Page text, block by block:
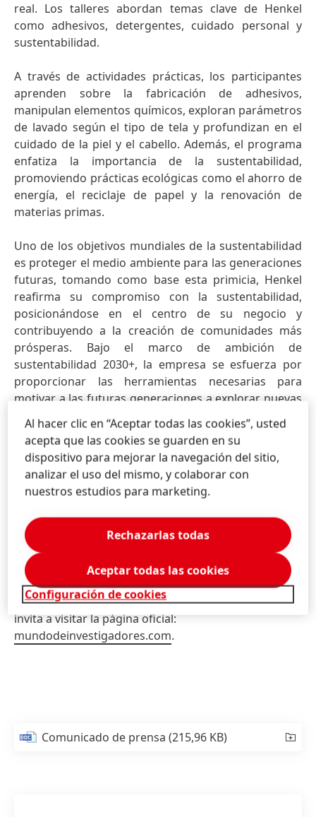
real. Los talleres abordan temas clave de Henkel
como adhesivos, detergentes, cuidado personal y
sustentabilidad.
A través de actividades prácticas, los participantes
aprenden sobre la fabricación de adhesivos,
manipulan elementos químicos, exploran parámetros
de lavado según el tipo de tela y profundizan en el
cuidado de la piel y el cabello. Además, el programa
enfatiza la importancia de la sustentabilidad,
promoviendo prácticas ecológicas como el ahorro de
energía, el reciclaje de papel y la renovación de
materias primas.
Uno de los objetivos mundiales de la sustentabilidad
es proteger el medio ambiente para las generaciones
futuras, tomando como base esta primicia, Henkel
reafirma su compromiso con la sustentabilidad,
posicionándose en el centro de su negocio y
contribuyendo a la creación de comunidades más
prósperas. Bajo el marco de ambición de
sustentabilidad 2030+, la empresa se esfuerza por
proporcionar las herramientas necesarias para
motivar a las futuras generaciones a explorar nuevas
alternativas.
"La educación científica de las nuevas generaciones
en América Latina es clave para el desarrollo de
profesionales que aporten a nuestra sociedad, por
eso en Henkel estamos comprometidos con el
programa Mundo de investigadores que apoya a
niños en los 9 países de la región donde tenemos
presencia". Comentó, Cynthia Ríos, directora de
comunicación corporativa para Henkel LATAM.
Para obtener más información sobre el programa se
invita a visitar la página oficial:
mundodeinvestigadores.com.
Comunicado de prensa(215,96 KB)
Al hacer clic en “Aceptar todas las cookies”, usted
acepta que las cookies se guarden en su
dispositivo para mejorar la navegación del sitio,
analizar el uso del mismo, y colaborar con
nuestros estudios para marketing.
Configuración de cookies
Rechazarlas todas
Aceptar todas las cookies